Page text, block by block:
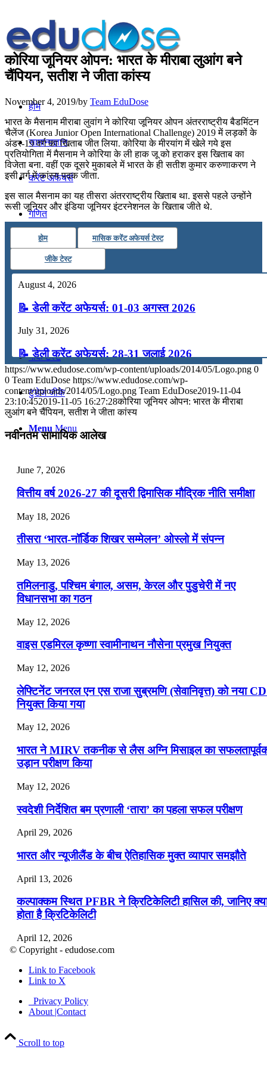
होम
सामान्यज्ञान
करेंट अफेयर्स
गणित
तर्कशक्ति
कंप्यूटर
मॉक टेस्ट
टुडेज जीके
Menu Menu
कोरिया जूनियर ओपन: भारत के मीराबा लुआंग बने
चैंपियन, सतीश ने जीता कांस्य
November 4, 2019/by Team EduDose
भारत के मैसनाम मीराबा लुवांग ने कोरिया जूनियर ओपन अंतरराष्ट्रीय बैडमिंटन
चैलेंज (Korea Junior Open International Challenge) 2019 में लड़कों के
अंडर-19 वर्ग का खिताब जीत लिया. कोरिया के मीरयांग में खेले गये इस
प्रतियोगिता में मैसनाम ने कोरिया के ली हाक जू को हराकर इस खिताब का
विजेता बना. वहीं एक दूसरे मुकाबले में भारत के ही सतीश कुमार करुणाकरण ने
इसी वर्ग में कांस्य पदक जीता.
इस साल मैसनाम का यह तीसरा अंतरराष्ट्रीय खिताब था. इससे पहले उन्होंने
रूसी जूनियर और इंडिया जूनियर इंटरनेशनल के खिताब जीते थे.
होम मासिक करेंट अफेयर्स टेस्ट
जीके टेस्ट
August 4, 2026
📝 डेली करेंट अफेयर्स: 01-03 अगस्त 2026
July 31, 2026
📝 डेली करेंट अफेयर्स: 28-31 जुलाई 2026
July 28, 2026
📝 डेली करेंट अफेयर्स: 25-27 जुलाई 2026
July 25, 2026
July 22, 2026
📝 डेली करेंट अफेयर्स: 19-21 जुलाई 2026
July 19, 2026
📝 डेली करेंट अफेयर्स: 16-18 जुलाई 2026
July 16, 2026
📝 डेली करेंट अफेयर्स: 13-15 जुलाई 2026
https://www.edudose.com/wp-content/uploads/2014/05/Logo.png 0
0 Team EduDose https://www.edudose.com/wp-
content/uploads/2014/05/Logo.png Team EduDose2019-11-04
23:10:452019-11-05 16:27:28कोरिया जूनियर ओपन: भारत के मीराबा
लुआंग बने चैंपियन, सतीश ने जीता कांस्य
नवीनतम सामायिक आलेख
June 7, 2026
वित्तीय वर्ष 2026-27 की दूसरी द्विमासिक मौद्रिक नीति समीक्षा
May 18, 2026
तीसरा ‘भारत-नॉर्डिक शिखर सम्मेलन’ ओस्लो में संपन्न
May 13, 2026
तमिलनाडु, पश्चिम बंगाल, असम, केरल और पुडुचेरी में नए
विधानसभा का गठन
May 12, 2026
वाइस एडमिरल कृष्णा स्वामीनाथन नौसेना प्रमुख नियुक्त
May 12, 2026
लेफ्टिनेंट जनरल एन एस राजा सुब्रमणि (सेवानिवृत्त) को नया
नियुक्त किया गया
May 12, 2026
भारत ने MIRV तकनीक से लैस अग्नि मिसाइल का
उड़ान परीक्षण किया
May 12, 2026
स्वदेशी निर्देशित बम प्रणाली ‘तारा’ का पहला सफल परीक्षण
April 29, 2026
भारत और न्यूजीलैंड के बीच ऐतिहासिक मुक्त व्यापार समझौते
April 13, 2026
कल्पाक्कम स्थित PFBR ने क्रिटिकेलिटी हासिल की, जानिए
होता है क्रिटिकेलिटी
April 12, 2026
April 9, 2026
नासा का आर्टेमिस-2 मिशन: मनुष्य एक बार फिर से चंद्रमा के
पहुंचा
April 7, 2026
© Copyright - edudose.com
Link to Facebook
Link to X
Privacy Policy
About |Contact
Scroll to top